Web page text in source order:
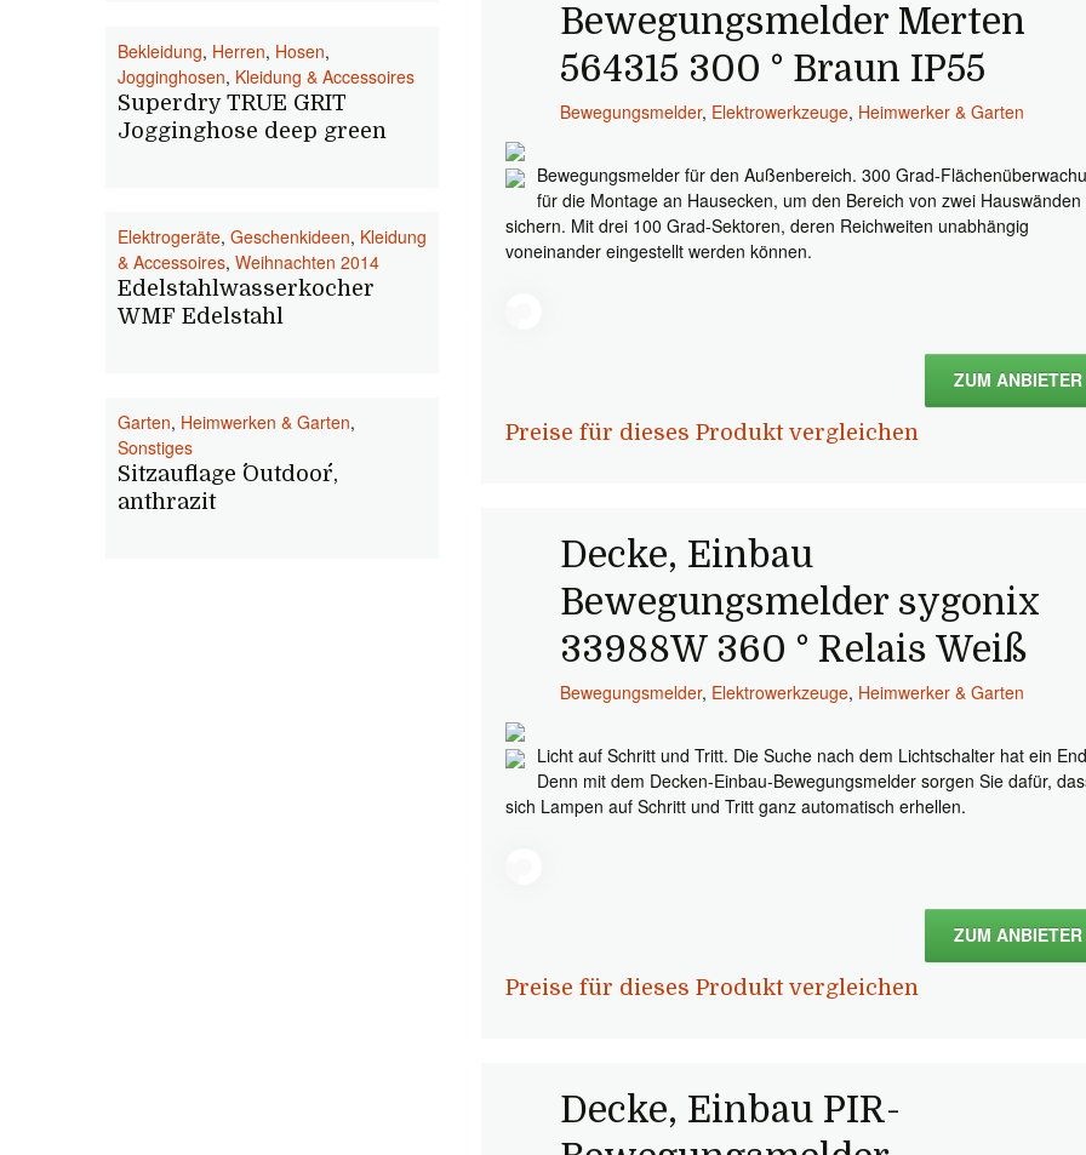
Bewegungsmelder Merten
564315 300 ° Braun IP55
Bewegungsmelder, Elektrowerkzeuge, Heimwerker & Garten
Bewegungsmelder für den Außenbereich. 300 Grad-
für die Montage an Hausecken, um den Bereich von zwei Hauswänden
sichern. Mit drei 100 Grad-Sektoren, deren Reichweiten unabhängig
voneinander eingestellt werden können.
ZUM ANBIETER
Preise für dieses Produkt vergleichen
Decke, Einbau
Bewegungsmelder sygonix
33988W 360 ° Relais Weiß
Bewegungsmelder, Elektrowerkzeuge, Heimwerker & Garten
Licht auf Schritt und Tritt. Die Suche nach dem Lichtschalter hat ein
Denn mit dem Decken-Einbau-Bewegungsmelder sorgen Sie dafür,
sich Lampen auf Schritt und Tritt ganz automatisch erhellen.
ZUM ANBIETER
Preise für dieses Produkt vergleichen
Decke, Einbau PIR-
Bekleidung, Herren, Hosen,
Jogginghosen, Kleidung & Accessoires
Superdry TRUE GRIT
Jogginghose deep green
Elektrogeräte, Geschenkideen, Kleidung
& Accessoires, Weihnachten 2014
Edelstahlwasserkocher
WMF Edelstahl
Garten, Heimwerken & Garten,
Sonstiges
Sitzauflage ´´Outdoor´´,
anthrazit